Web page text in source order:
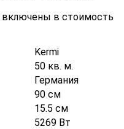
в стоимость
Kermi
50 кв. м.
Германия
90 см
15.5 см
5269 Вт